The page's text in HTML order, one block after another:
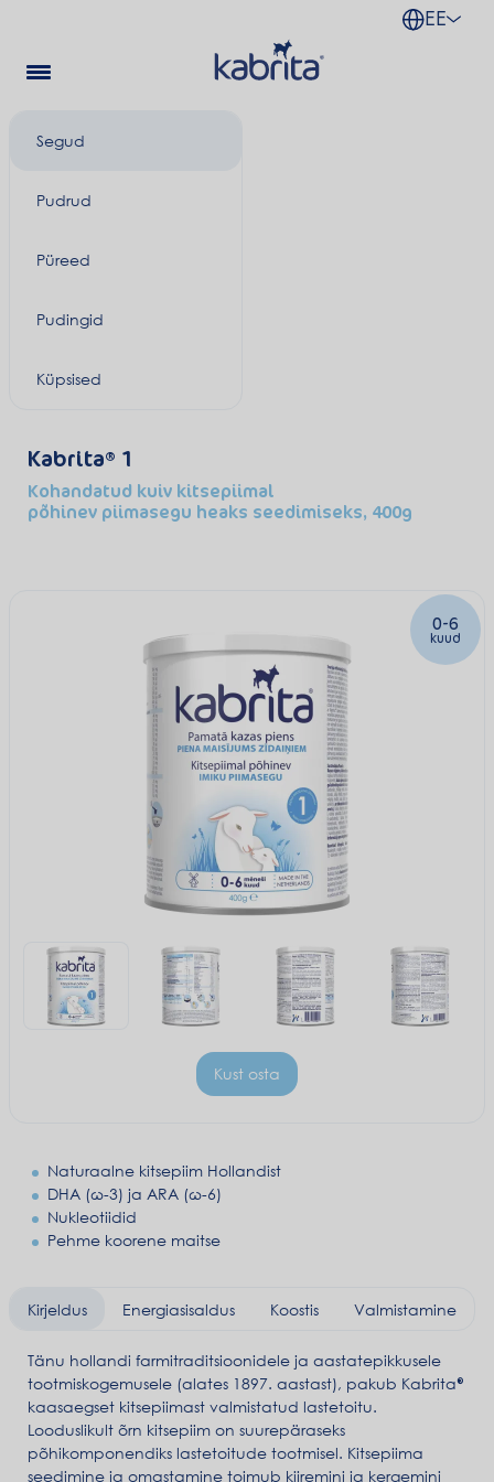
EE
Segud
Pudrud
Püreed
Pudingid
Küpsised
Kabrita 1
Kohandatud kuiv kitsepiimal
põhinev piimasegu heaks seedimiseks, 400g
0-6
kuud
Kust osta
Naturaalne kitsepiim Hollandist
DHA (ω-3) ja ARA (ω-6)
Nukleotiidid
Pehme koorene maitse
Kirjeldus Energiasisaldus Koostis Valmistamine
Tänu hollandi farmitraditsioonidele ja aastatepikkusele
tootmiskogemusele (alates 1897. aastast), pakub Kabrita®
kaasaegset kitsepiimast valmistatud lastetoitu.
Looduslikult õrn kitsepiim on suurepäraseks
põhikomponendiks lastetoitude tootmisel. Kitsepiima
seedimine ja omastamine toimub kiiremini ja kergemini